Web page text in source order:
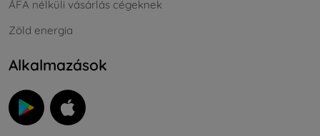
ÁFA nélküli vásárlás cégeknek
Zöld energia
Alkalmazások